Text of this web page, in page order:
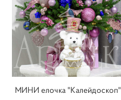
МИНИ елочка "Калейдоскоп"